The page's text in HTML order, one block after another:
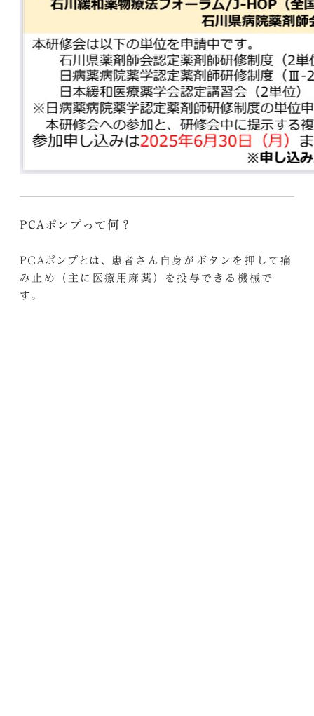
PCAポンプって何？
PCAポンプとは、
患者さん自身がボタンを押して痛
み止め（主に医療用麻薬）を投与できる機械 で
す。